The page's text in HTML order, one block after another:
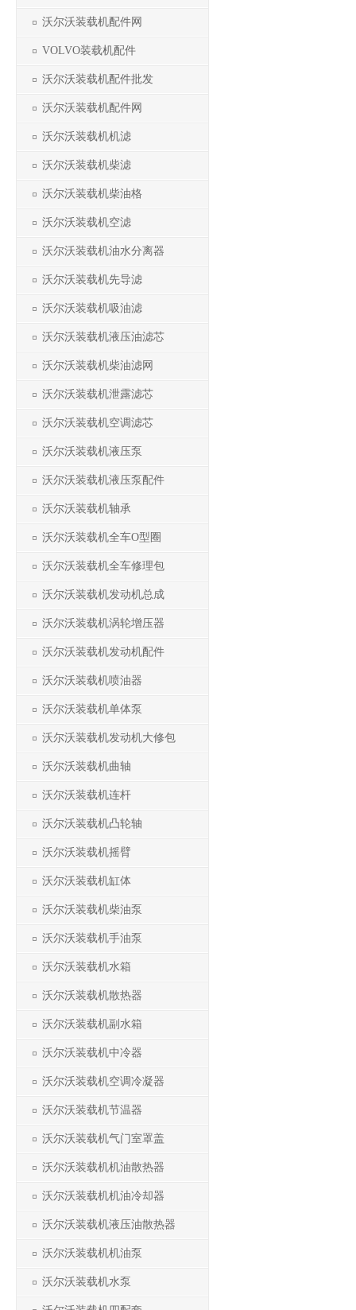
沃尔沃装载机配件网
VOLVO装载机配件
沃尔沃装载机配件批发
沃尔沃装载机配件网
沃尔沃装载机机滤
沃尔沃装载机柴滤
沃尔沃装载机柴油格
沃尔沃装载机空滤
沃尔沃装载机油水分离器
沃尔沃装载机先导滤
沃尔沃装载机吸油滤
沃尔沃装载机液压油滤芯
沃尔沃装载机柴油滤网
沃尔沃装载机泄露滤芯
沃尔沃装载机空调滤芯
沃尔沃装载机液压泵
沃尔沃装载机液压泵配件
沃尔沃装载机轴承
沃尔沃装载机全车O型圈
沃尔沃装载机全车修理包
沃尔沃装载机发动机总成
沃尔沃装载机涡轮增压器
沃尔沃装载机发动机配件
沃尔沃装载机喷油器
沃尔沃装载机单体泵
沃尔沃装载机发动机大修包
沃尔沃装载机曲轴
沃尔沃装载机连杆
沃尔沃装载机凸轮轴
沃尔沃装载机摇臂
沃尔沃装载机缸体
沃尔沃装载机柴油泵
沃尔沃装载机手油泵
沃尔沃装载机水箱
沃尔沃装载机散热器
沃尔沃装载机副水箱
沃尔沃装载机中冷器
沃尔沃装载机空调冷凝器
沃尔沃装载机节温器
沃尔沃装载机气门室罩盖
沃尔沃装载机机油散热器
沃尔沃装载机机油冷却器
沃尔沃装载机液压油散热器
沃尔沃装载机机油泵
沃尔沃装载机水泵